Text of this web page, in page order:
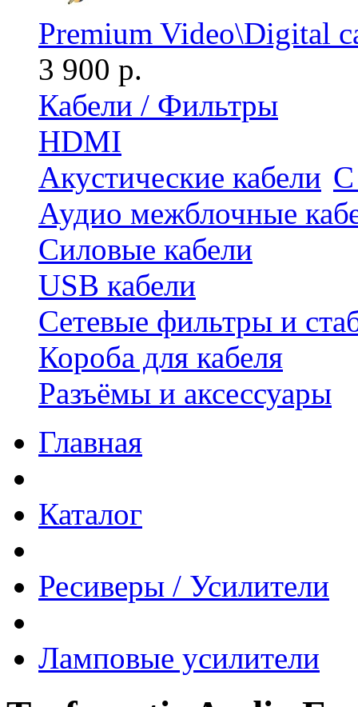
Premium Video\Digital
3 900 р.
Кабели / Фильтры
HDMI
Акустические кабели С
Аудио межблочные
Силовые кабели
USB кабели
Сетевые фильтры и
Короба для кабеля
Разъёмы и аксессуары
Главная
Каталог
Ресиверы / Усилители
Ламповые усилители